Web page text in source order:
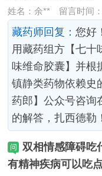
姓名：余**留言时间：
藏药师回复：您好
用藏药组方【七十
味维命胶囊】并根
镇静类药物依赖史
药郎】公众号咨询
的解答，扎西德勒！
双相情感障碍吃
有精神疾病可以吃